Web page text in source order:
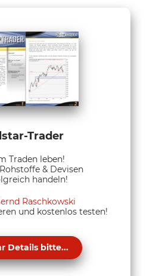
Trader
Traden leben!
& Devisen
handeln!
Raschkowski
und kostenlos testen!
Details bitte...